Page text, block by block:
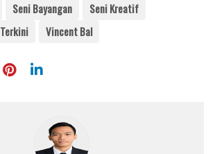
Seni Bayangan
Seni Kreatif
Terkini Vincent Bal